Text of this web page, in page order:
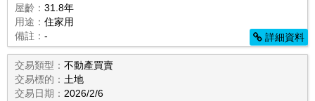
屋齡： 31.8年
用途： 住家用
備註： - 詳細資料
交易類型： 不動產買賣
交易標的： 土地
交易日期： 2026/2/6